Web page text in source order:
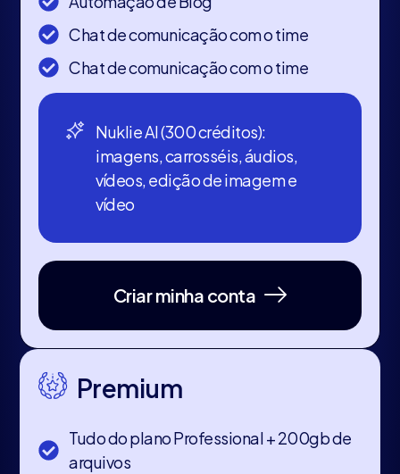
Chat de comunicação com o time
Chat de comunicação com o time
Nuklie AI (300 créditos):
imagens, carrosséis, áudios,
vídeos, edição de imagem e
vídeo
Criar minha conta
Premium
Tudo do plano Professional + 200gb de
arquivos